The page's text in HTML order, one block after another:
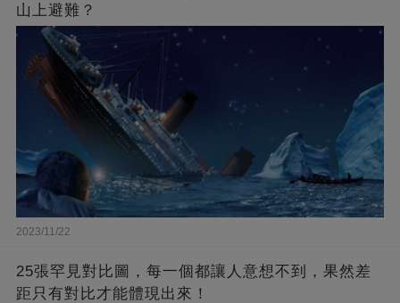
山上避難？
2023/11/22
25張罕見對比圖，每一個都讓人意想不到，果然差
距只有對比才能體現出來！